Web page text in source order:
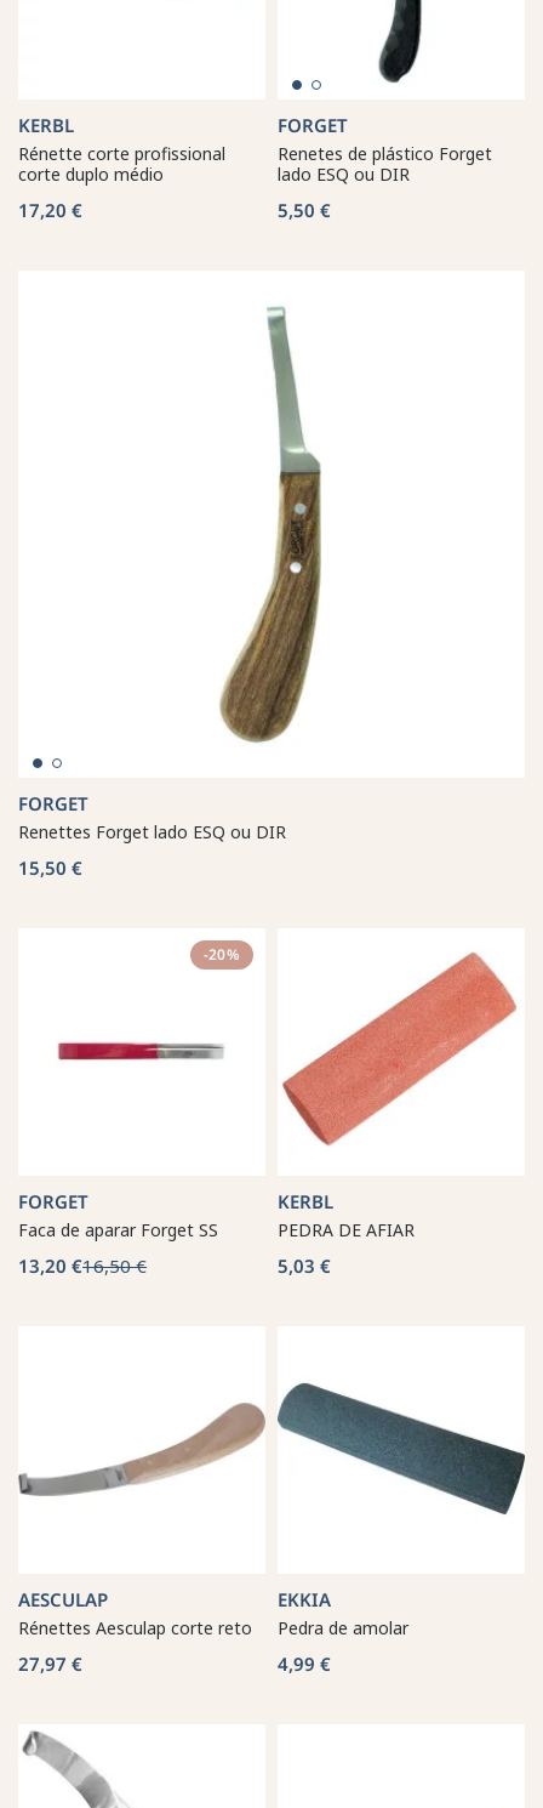
KERBL
Rénette corte profissional
corte duplo médio
17,20 €
FORGET
Renetes de plástico Forget
lado ESQ ou DIR
5,50 €
FORGET
Renettes Forget lado ESQ ou DIR
15,50 €
-20%
FORGET
Faca de aparar Forget SS
13,20 €16,50 €
KERBL
PEDRA DE AFIAR
5,03 €
AESCULAP
Rénettes Aesculap corte reto
27,97 €
EKKIA
Pedra de amolar
4,99 €